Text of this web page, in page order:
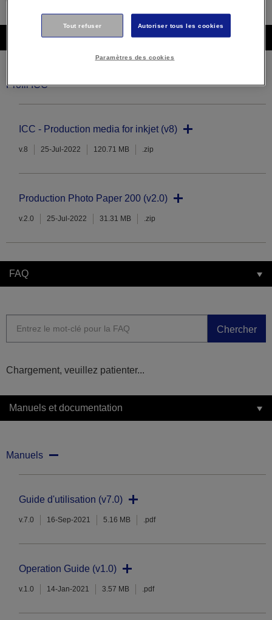
Téléchargements
Profil ICC
ICC - Production media for inkjet (v8)
v.8 25-Jul-2022 120.71 MB .zip
Production Photo Paper 200 (v2.0)
v.2.0 25-Jul-2022 31.31 MB .zip
FAQ
Chercher
Chargement, veuillez patienter...
Manuels et documentation
Manuels
Guide d'utilisation (v7.0)
v.7.0 16-Sep-2021 5.16 MB .pdf
Operation Guide (v1.0)
v.1.0 14-Jan-2021 3.57 MB .pdf
Tout refuser Autoriser tous les cookies
Paramètres des cookies